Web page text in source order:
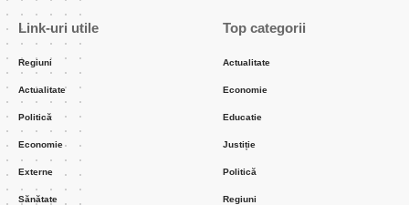
Link-uri utile
Regiuni
Actualitate
Politică
Economie
Externe
Sănătate
Top categorii
Actualitate
Economie
Educatie
Justiție
Politică
Regiuni